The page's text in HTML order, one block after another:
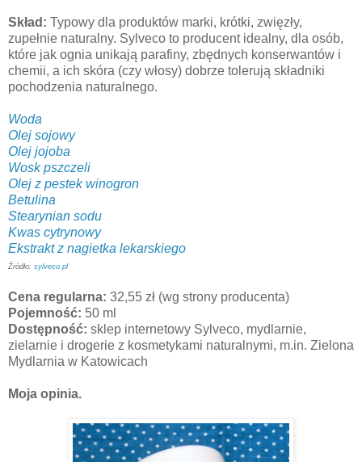
Skład: Typowy dla produktów marki, krótki, zwięzły,
zupełnie naturalny. Sylveco to producent idealny, dla osób,
które jak ognia unikają parafiny, zbędnych konserwantów i
chemii, a ich skóra (czy włosy) dobrze tolerują składniki
pochodzenia naturalnego.
Woda
Olej sojowy
Olej jojoba
Wosk pszczeli
Olej z pestek winogron
Betulina
Stearynian sodu
Kwas cytrynowy
Ekstrakt z nagietka lekarskiego
Źródło: sylveco.pl
Cena regularna: 32,55 zł (wg strony producenta)
Pojemność: 50 ml
Dostępność: sklep internetowy Sylveco, mydlarnie,
zielarnie i drogerie z kosmetykami naturalnymi, m.in. Zielona
Mydlarnia w Katowicach
Moja opinia.